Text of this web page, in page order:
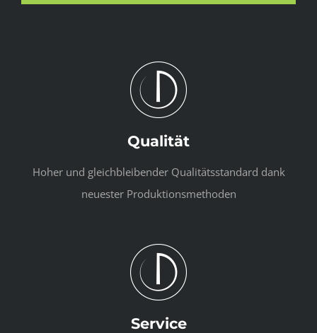
Qualität
Hoher und gleichbleibender Qualitätsstandard dank
neuester Produktionsmethoden
Service